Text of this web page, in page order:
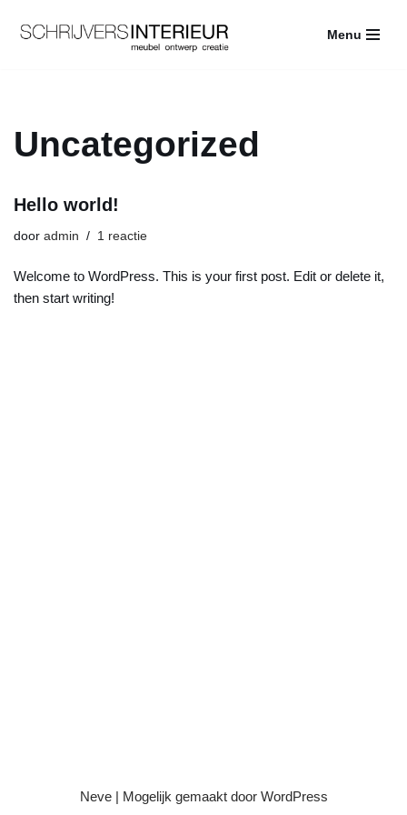
Menu
Uncategorized
Hello world!
door admin 1 reactie
Welcome to WordPress. This is your first post. Edit or delete it,
then start writing!
Neve| Mogelijk gemaakt door WordPress